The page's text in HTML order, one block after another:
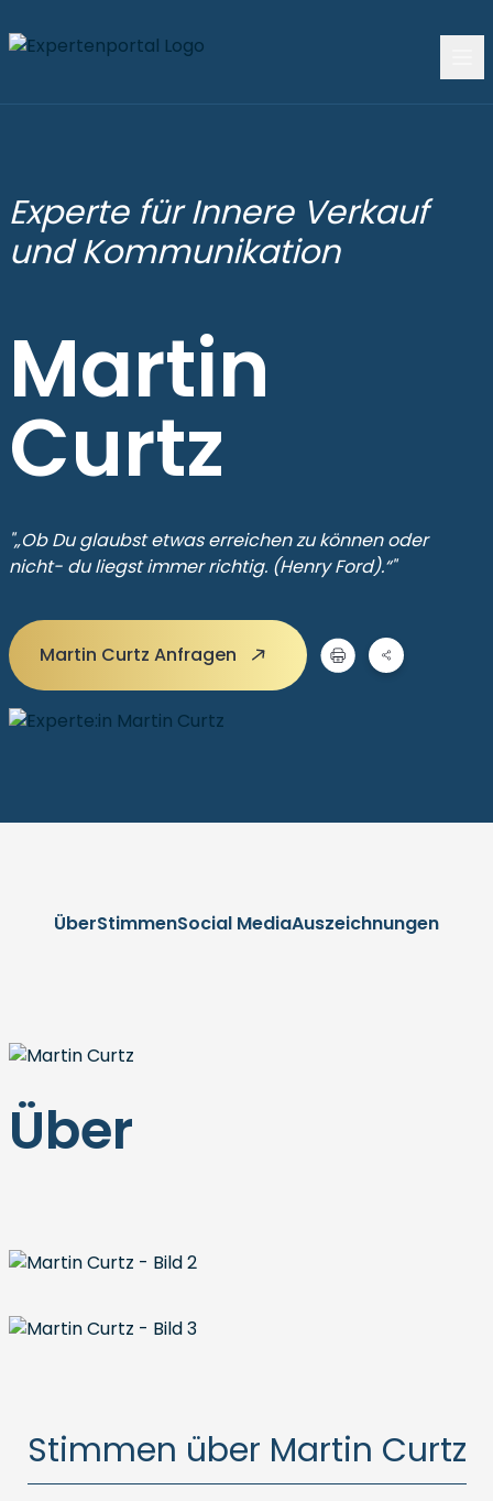
Experte für Innere Verkauf
und Kommunikation
Martin
Curtz
"„Ob Du glaubst etwas erreichen zu können oder
nicht- du liegst immer richtig. (Henry Ford).“"
Martin Curtz Anfragen
ÜberStimmenSocial MediaAuszeichnungen
Über
Stimmen über Martin Curtz